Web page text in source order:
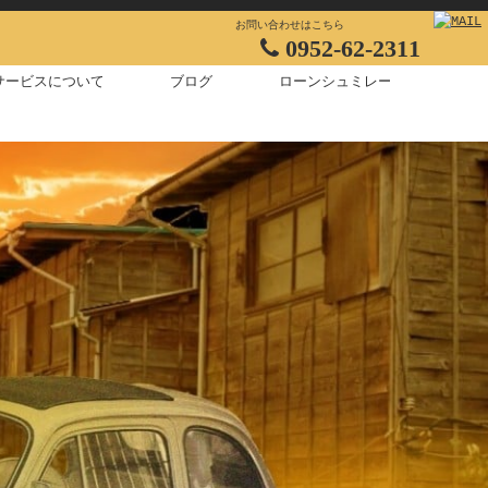
お問い合わせはこちら
 0952-62-2311
て
ービスについて ブログ ローンシュミレーション